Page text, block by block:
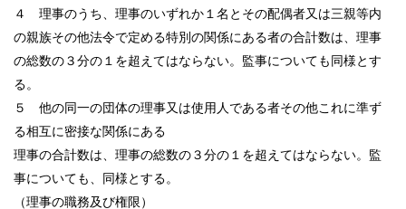
４ 理事のうち、理事のいずれか１名とその配偶者又は三親等内
の親族その他法令で定める特別の関係にある者の合計数は、理事
の総数の３分の１を超えてはならない。監事についても同様とす
る。
５ 他の同一の団体の理事又は使用人である者その他これに準ず
る相互に密接な関係にある
理事の合計数は、理事の総数の３分の１を超えてはならない。監
事についても、同様とする。
（理事の職務及び権限）